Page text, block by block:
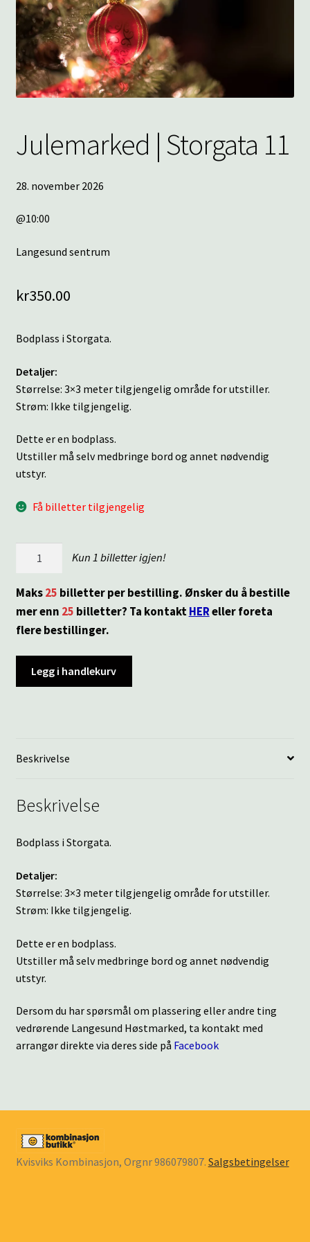
KONTAKT
SPØRSMÅL OG SVAR
HANDLEKURV
Julemarked | Storgata 11
28. november 2026
@10:00
Langesund sentrum
kr350.00
Bodplass i Storgata.
Detaljer:
Størrelse: 3×3 meter tilgjengelig område for utstiller.
Strøm: Ikke tilgjengelig.
Dette er en bodplass.
Utstiller må selv medbringe bord og annet nødvendig
utstyr.
Få billetter tilgjengelig
antall
Kun 1 billetter igjen!
Maks25 billetter per bestilling. Ønsker du å bestille
mer enn 25 billetter? Ta kontaktHEReller foreta
flere bestillinger.
Legg i handlekurv
Beskrivelse
Beskrivelse
Bodplass i Storgata.
Detaljer:
Størrelse: 3×3 meter tilgjengelig område for utstiller.
Strøm: Ikke tilgjengelig.
Dette er en bodplass.
Utstiller må selv medbringe bord og annet nødvendig
utstyr.
Dersom du har spørsmål om plassering eller andre ting
vedrørende Langesund Høstmarked, ta kontakt med
arrangør direkte via deres side på Facebook
Kvisviks Kombinasjon, Orgnr 986079807. Salgsbetingelser